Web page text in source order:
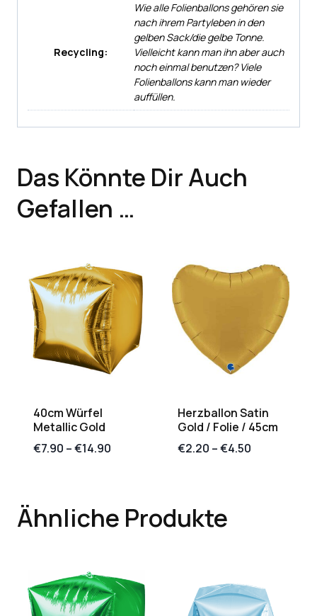
Recycling:
Wie alle Folienballons gehören sie
nach ihrem Partyleben in den
gelben Sack/die gelbe Tonne.
Vielleicht kann man ihn aber auch
noch einmal benutzen? Viele
Folienballons kann man wieder
auffüllen.
Das Könnte Dir Auch
Gefallen …
40cm Würfel
Metallic Gold
€7.90 –€14.90
Herzballon Satin
Gold / Folie / 45cm
€2.20 –€4.50
Ähnliche Produkte